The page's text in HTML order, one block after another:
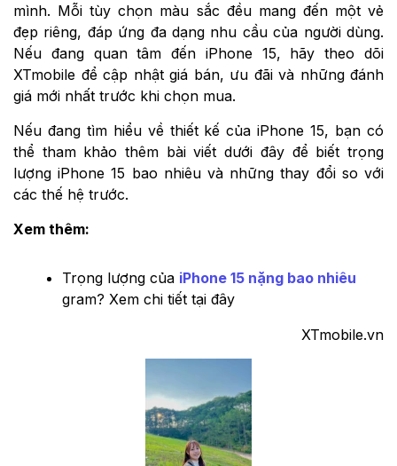
mình. Mỗi tùy chọn màu sắc đều mang đến một vẻ
đẹp riêng, đáp ứng đa dạng nhu cầu của người dùng.
Nếu đang quan tâm đến iPhone 15, hãy theo dõi
XTmobile để cập nhật giá bán, ưu đãi và những đánh
giá mới nhất trước khi chọn mua.
Nếu đang tìm hiểu về thiết kế của iPhone 15, bạn có
thể tham khảo thêm bài viết dưới đây để biết trọng
lượng iPhone 15 bao nhiêu và những thay đổi so với
các thế hệ trước.
Xem thêm:
Trọng lượng của iPhone 15 nặng bao nhiêu
gram? Xem chi tiết tại đây
XTmobile.vn